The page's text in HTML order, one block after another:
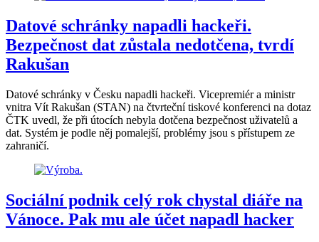
Datové schránky napadli hackeři.
Bezpečnost dat zůstala nedotčena, tvrdí
Rakušan
Datové schránky v Česku napadli hackeři. Vicepremiér a ministr
vnitra Vít Rakušan (STAN) na čtvrteční tiskové konferenci na dotaz
ČTK uvedl, že při útocích nebyla dotčena bezpečnost uživatelů a
dat. Systém je podle něj pomalejší, problémy jsou s přístupem ze
zahraničí.
Sociální podnik celý rok chystal diáře na
Vánoce. Pak mu ale účet napadl hacker